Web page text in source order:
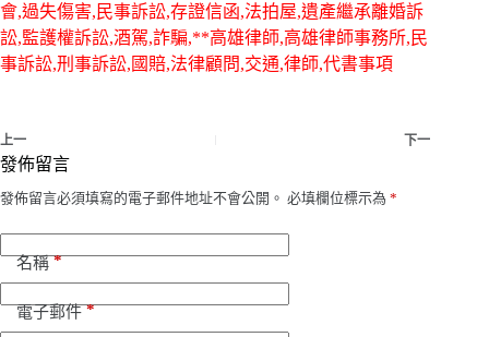
會,過失傷害,民事訴訟,存證信函,法拍屋,遺產繼承離婚訴
訟,監護權訴訟,酒駕,詐騙,**高雄律師,高雄律師事務所,民
事訴訟,刑事訴訟,國賠,法律顧問,交通,律師,代書事項
上一 下一
發佈留言
發佈留言必須填寫的電子郵件地址不會公開。 必填欄位標示為 *
名稱*
電子郵件*